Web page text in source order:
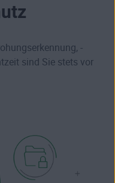
-
sind Sie stets vor